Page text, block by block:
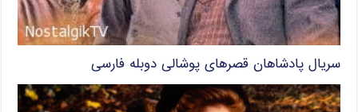
سریال پادشاهان قصرهای پوشالی دوبله فارسی